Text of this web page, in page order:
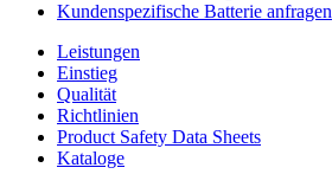
Kundenspezifische Batterie anfragen
Leistungen
Einstieg
Qualität
Richtlinien
Product Safety Data Sheets
Kataloge